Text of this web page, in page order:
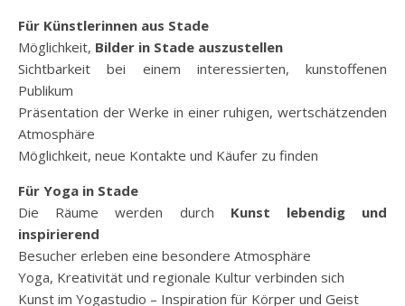
Für Künstlerinnen aus Stade
Möglichkeit, Bilder in Stade auszustellen
Sichtbarkeit bei einem interessierten, kunstoffenen
Publikum
Präsentation der Werke in einer ruhigen, wertschätzenden
Atmosphäre
Möglichkeit, neue Kontakte und Käufer zu finden
Für Yoga in Stade
Die Räume werden durch Kunst lebendig und
inspirierend
Besucher erleben eine besondere Atmosphäre
Yoga, Kreativität und regionale Kultur verbinden sich
Kunst im Yogastudio – Inspiration für Körper und Geist